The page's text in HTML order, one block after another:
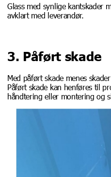
Glass med synlige kantskader
avklart med leverandør.
3. Påført skade
Med påført skade menes
Påført skade kan henføres til
håndtering eller montering og